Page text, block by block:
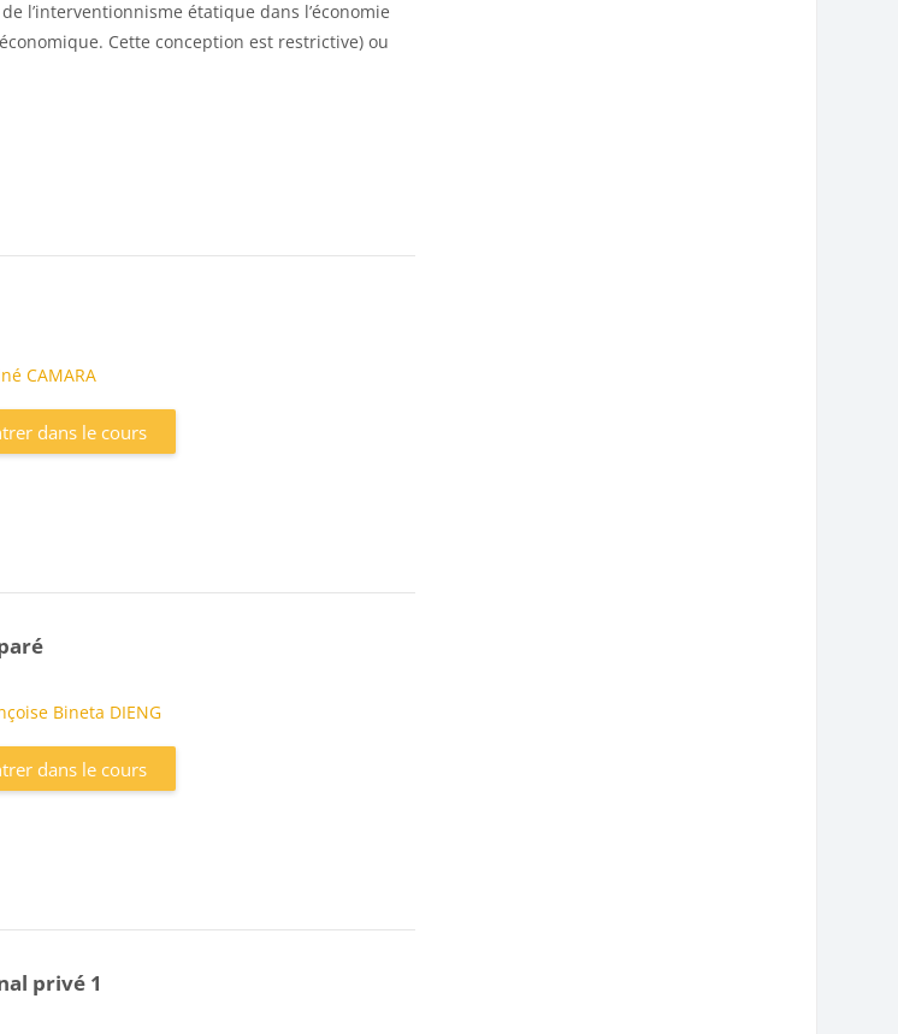
l’interventionnisme étatique dans l’économie
Cette conception est restrictive) ou
CAMARA
dans le cours
Bineta DIENG
dans le cours
privé 1